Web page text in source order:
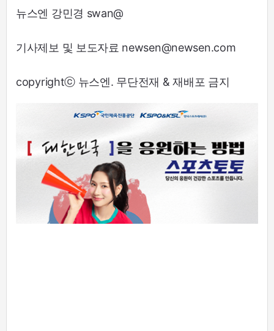
뉴스엔 강민경 swan@
기사제보 및 보도자료 newsen@newsen.com
copyrightⓒ 뉴스엔. 무단전재 & 재배포 금지